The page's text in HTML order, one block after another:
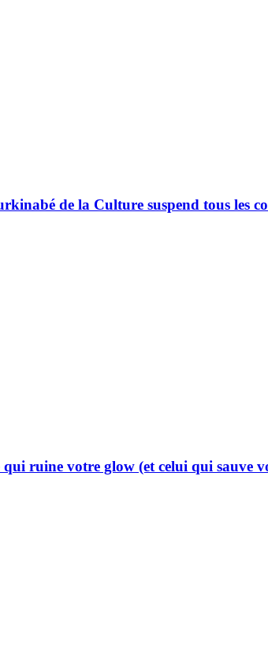
de la Culture suspend tous les
qui ruine votre glow (et celui qui sauve